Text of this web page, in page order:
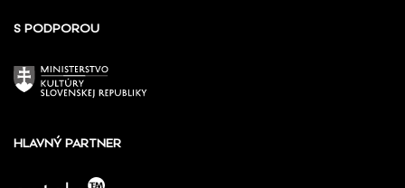
S PODPOROU
HLAVNÝ PARTNER